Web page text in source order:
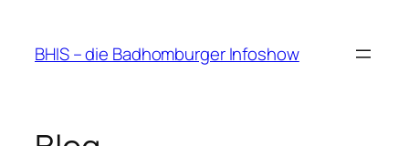
springen
BHIS – die Badhomburger Infoshow